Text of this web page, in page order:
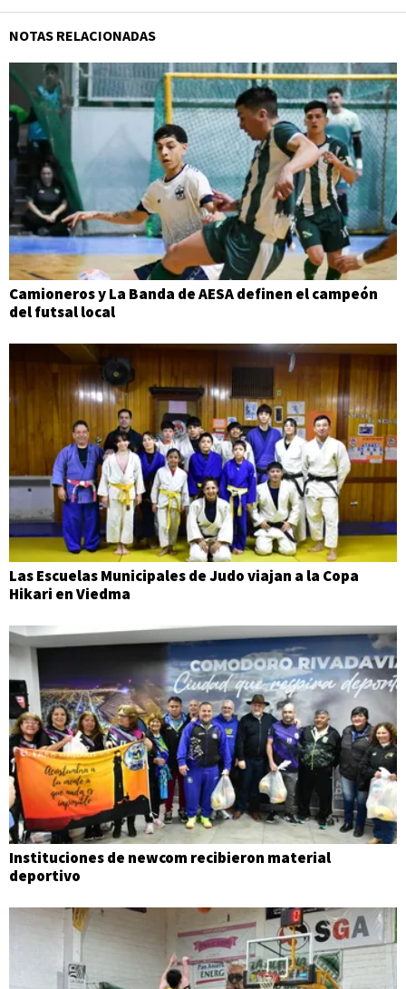
NOTAS RELACIONADAS
Camioneros y La Banda de AESA definen el campeón
del futsal local
Las Escuelas Municipales de Judo viajan a la Copa
Hikari en Viedma
Instituciones de newcom recibieron material
deportivo